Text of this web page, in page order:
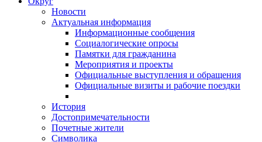
Новости
Актуальная информация
Информационные сообщения
Социалогические опросы
Памятки для гражданина
Мероприятия и проекты
Официальные выступления и обращения
Официальные визиты и рабочие поездки
История
Достопримечательности
Почетные жители
Символика